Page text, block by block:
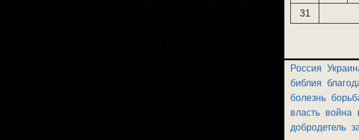
31
Россия
библия
болезнь
власть война
добродетель